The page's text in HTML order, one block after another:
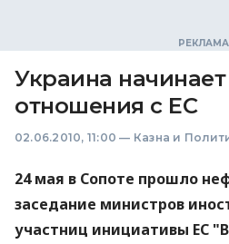
Украина начинает
отношения с ЕС
02.06.2010, 11:00 — Казна и
24 мая в Сопоте прошло
заседание министров
участниц инициативы ЕС